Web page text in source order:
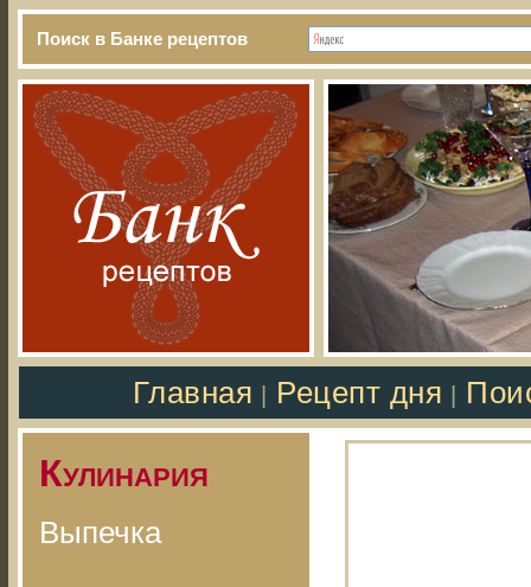
Поиск в Банке рецептов
Главная Рецепт дня
Кулинария
Выпечка